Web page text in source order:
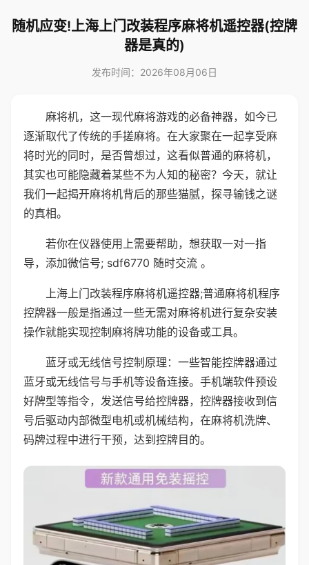
随机应变!上海上门改装程序麻将机遥控器(控牌
器是真的)
发布时间：2026年08月06日
麻将机，这一现代麻将游戏的必备神器，如今已
逐渐取代了传统的手搓麻将。在大家聚在一起享受麻
将时光的同时，是否曾想过，这看似普通的麻将机，
其实也可能隐藏着某些不为人知的秘密？今天，就让
我们一起揭开麻将机背后的那些猫腻，探寻输钱之谜
的真相。
若你在仪器使用上需要帮助，想获取一对一指
导，添加微信号; sdf6770 随时交流 。
上海上门改装程序麻将机遥控器;普通麻将机程序
控牌器一般是指通过一些无需对麻将机进行复杂安装
操作就能实现控制麻将牌功能的设备或工具。
蓝牙或无线信号控制原理：一些智能控牌器通过
蓝牙或无线信号与手机等设备连接。手机端软件预设
好牌型等指令，发送信号给控牌器，控牌器接收到信
号后驱动内部微型电机或机械结构，在麻将机洗牌、
码牌过程中进行干预，达到控牌目的。